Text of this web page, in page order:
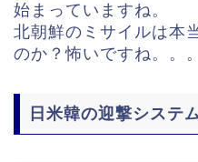
始まっていますね。
北朝鮮のミサイルは本
のか？怖いですね。。。
日米韓の迎撃システ